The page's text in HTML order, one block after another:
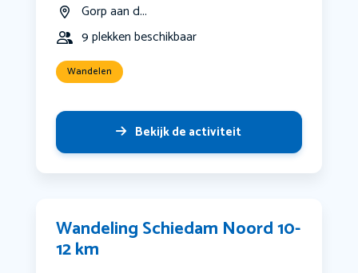
Gorp aan d...
9 plekken beschikbaar
Wandelen
Bekijk de activiteit
Wandeling Schiedam Noord 10-
12 km